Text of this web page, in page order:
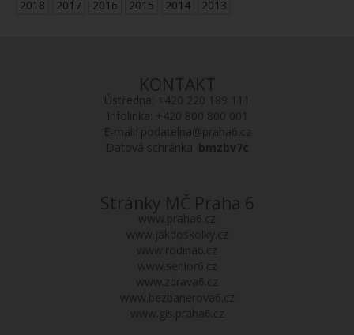
2018
2017 2016 2015 2014 2013
KONTAKT
Ústředna: +420 220 189 111
Infolinka: +420 800 800 001
E-mail: podatelna@praha6.cz
Datová schránka: bmzbv7c
Stránky MČ Praha 6
www.praha6.cz
www.jakdoskolky.cz
www.rodina6.cz
www.senior6.cz
www.zdrava6.cz
www.bezbarierova6.cz
www.gis.praha6.cz